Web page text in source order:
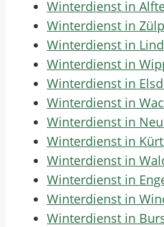
Winterdienst in
Winterdienst in
Winterdienst in
Winterdienst in
Winterdienst in
Winterdienst in
Winterdienst in
Winterdienst in
Winterdienst in
Winterdienst in
Winterdienst in
Winterdienst in